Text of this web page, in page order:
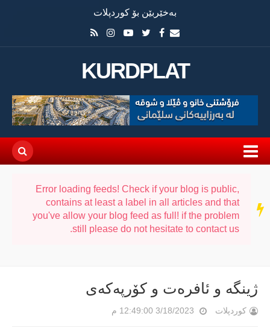
بەخێربێن بۆ کوردپلات
KURDPLAT
سەر
دێڕ
Error loading feeds! Check if your blog is public,
contains at least a label in all articles and that
you've allow your blog feed as full! if the problem
still please do not hesitate to contact us.
ژینگە و ئافرەت و كۆرپەکەی
کوردپلات 3/18/2023 12:49:00 م